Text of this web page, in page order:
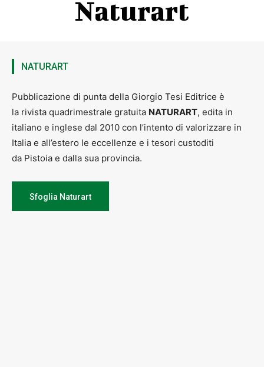
Naturart
NATURART
Pubblicazione di punta della Giorgio Tesi Editrice è
la rivista quadrimestrale gratuita NATURART, edita in
italiano e inglese dal 2010 con l’intento di valorizzare in
Italia e all’estero le eccellenze e i tesori custoditi
da Pistoia e dalla sua provincia.
Sfoglia Naturart